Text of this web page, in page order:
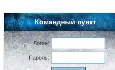
Командный пункт
Логин:
Пароль: